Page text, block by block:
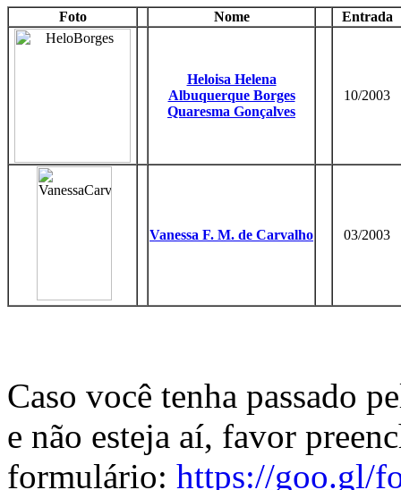
Foto Nome Entrada
Heloisa Helena
Albuquerque Borges
Quaresma Gonçalves
10/2003
Vanessa F. M. de Carvalho 03/2003
Caso você tenha passado
e não esteja aí, favor
formulário: https://goo.gl/